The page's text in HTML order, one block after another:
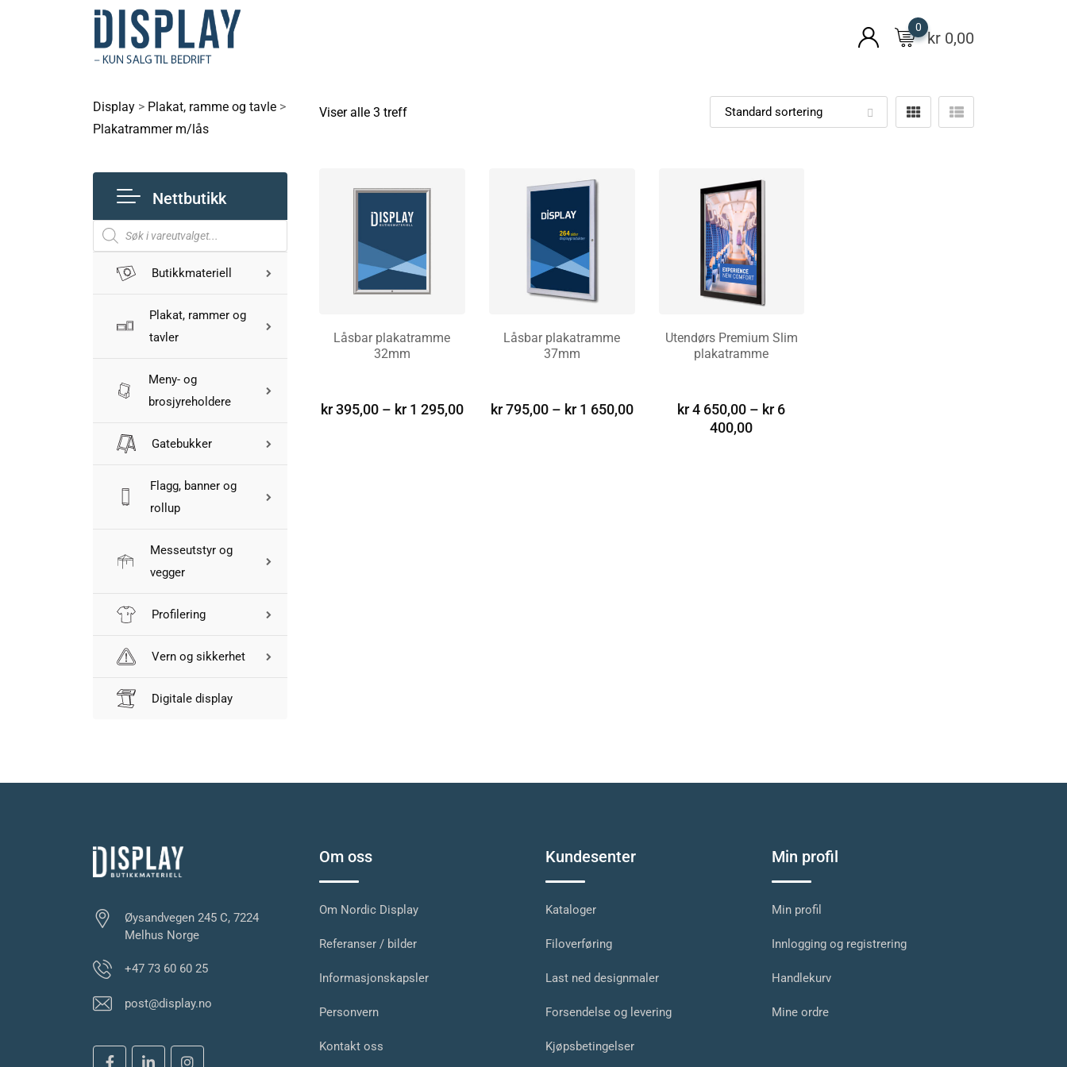
kr 0,00
0
Display > Plakat, ramme og tavle >
Plakatrammer m/lås
Nettbutikk
Butikkmateriell
Plakat, rammer og
tavler
Meny- og
brosjyreholdere
Gatebukker
Flagg, banner og
rollup
Messeutstyr og
vegger
Profilering
Vern og sikkerhet
Digitale display
Viser alle 3 treff
Låsbar plakatramme
32mm
kr395,00 – kr1 295,00
Låsbar plakatramme
37mm
kr795,00 – kr1 650,00
Utendørs Premium Slim
plakatramme
kr4 650,00 – kr6
400,00
Øysandvegen 245 C, 7224
Melhus Norge
+47 73 60 60 25
post@display.no
Om oss
Om Nordic Display
Referanser / bilder
Informasjonskapsler
Personvern
Kontakt oss
Kundesenter
Kataloger
Filoverføring
Last ned designmaler
Forsendelse og levering
Kjøpsbetingelser
Min profil
Min profil
Innlogging og registrering
Handlekurv
Mine ordre